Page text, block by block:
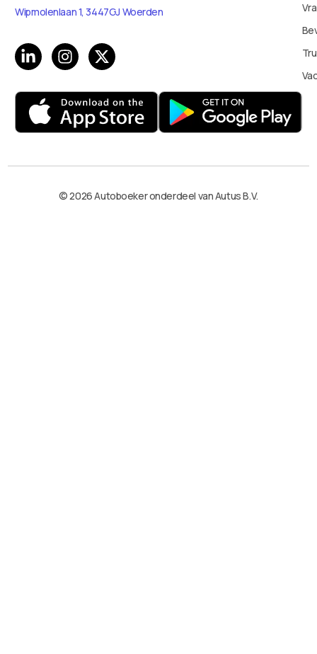
Wipmolenlaan 1, 3447GJ Woerden
© 2026 Autoboeker onderdeel van Autus B.V.